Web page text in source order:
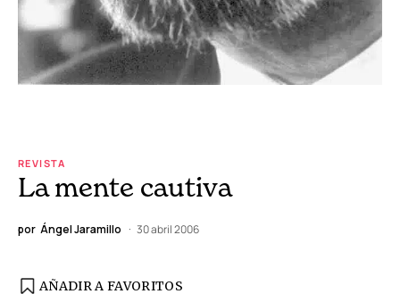
REVISTA
La mente cautiva
por Ángel Jaramillo 30 abril 2006
AÑADIR A FAVORITOS